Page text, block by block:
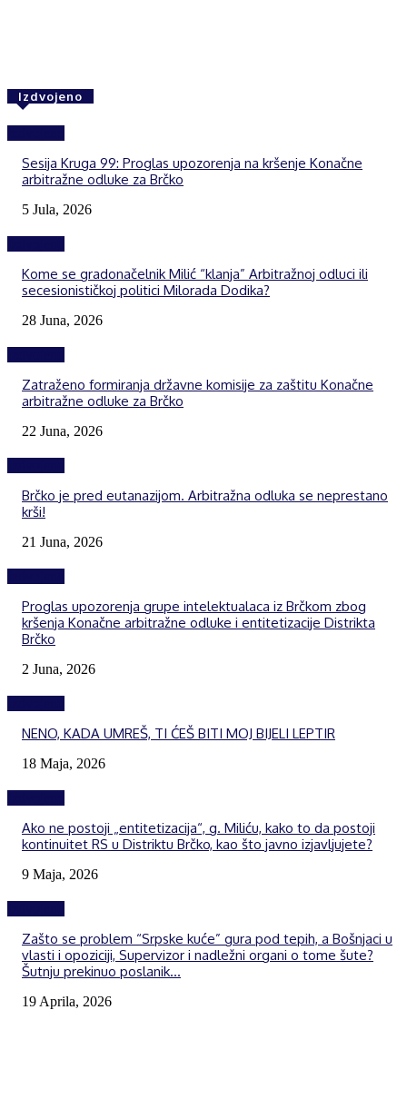
Izdvojeno
Sesija Kruga 99: Proglas upozorenja na kršenje Konačne
arbitražne odluke za Brčko
5 Jula, 2026
Kome se gradonačelnik Milić “klanja” Arbitražnoj odluci ili
secesionističkoj politici Milorada Dodika?
28 Juna, 2026
Zatraženo formiranja državne komisije za zaštitu Konačne
arbitražne odluke za Brčko
22 Juna, 2026
Brčko je pred eutanazijom. Arbitražna odluka se neprestano
krši!
21 Juna, 2026
Proglas upozorenja grupe intelektualaca iz Brčkom zbog
kršenja Konačne arbitražne odluke i entitetizacije Distrikta
Brčko
2 Juna, 2026
NENO, KADA UMREŠ, TI ĆEŠ BITI MOJ BIJELI LEPTIR
18 Maja, 2026
Ako ne postoji „entitetizacija“, g. Miliću, kako to da postoji
kontinuitet RS u Distriktu Brčko, kao što javno izjavljujete?
9 Maja, 2026
Zašto se problem “Srpske kuće” gura pod tepih, a Bošnjaci u
vlasti i opoziciji, Supervizor i nadležni organi o tome šute?
Šutnju prekinuo poslanik...
19 Aprila, 2026